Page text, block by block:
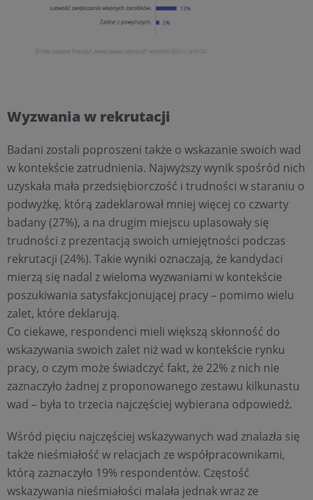
Wyzwania w rekrutacji
Badani zostali poproszeni także o wskazanie swoich wad
w kontekście zatrudnienia. Najwyższy wynik spośród nich
uzyskała mała przedsiębiorczość i trudności w staraniu o
podwyżkę, którą zadeklarował mniej więcej co czwarty
badany (27%), a na drugim miejscu uplasowały się
trudności z prezentacją swoich umiejętności podczas
rekrutacji (24%). Takie wyniki oznaczają, że kandydaci
mierzą się nadal z wieloma wyzwaniami w kontekście
poszukiwania satysfakcjonującej pracy – pomimo wielu
zalet, które deklarują.
Co ciekawe, respondenci mieli większą skłonność do
wskazywania swoich zalet niż wad w kontekście rynku
pracy, o czym może świadczyć fakt, że 22% z nich nie
zaznaczyło żadnej z proponowanego zestawu kilkunastu
wad – była to trzecia najczęściej wybierana odpowiedź.
Wśród pięciu najczęściej wskazywanych wad znalazła się
także nieśmiałość w relacjach ze współpracownikami,
którą zaznaczyło 19% respondentów. Częstość
wskazywania nieśmiałości malała jednak wraz ze